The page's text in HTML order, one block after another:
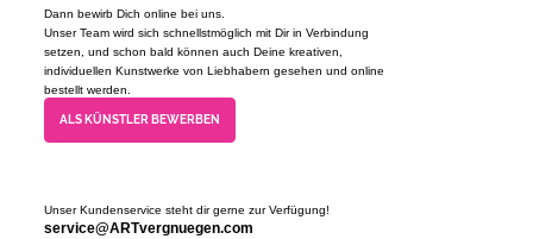
Dann bewirb Dich online bei uns.
Unser Team wird sich schnellstmöglich mit Dir in Verbindung
setzen, und schon bald können auch Deine kreativen,
individuellen Kunstwerke von Liebhabern gesehen und online
bestellt werden.
ALS KÜNSTLER BEWERBEN
Unser Kundenservice steht dir gerne zur Verfügung!
service@ARTvergnuegen.com